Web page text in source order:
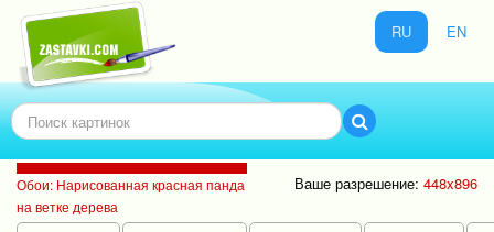
RU EN
Обои: Нарисованная красная панда
на ветке дерева
Ваше разрешение: 448x896